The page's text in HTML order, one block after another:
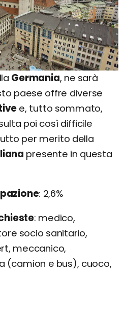
Germania, ne sarà
paese offre diverse
e, tutto sommato,
poi così difficile
per merito della
presente in questa
2,6%
medico,
socio sanitario,
meccanico,
(camion e bus), cuoco,